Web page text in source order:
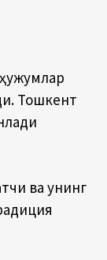
Тошкент
ва унинг